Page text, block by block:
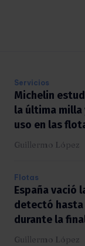
Servicios
Michelin
a la última
su uso en las
Guillermo López
Flotas
España vació
detectó hasta
durante la
Guillermo López